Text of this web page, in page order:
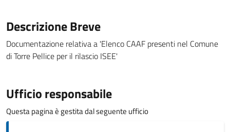
Descrizione Breve
Documentazione relativa a 'Elenco CAAF presenti nel Comune
di Torre Pellice per il rilascio ISEE'
Ufficio responsabile
Questa pagina è gestita dal seguente ufficio